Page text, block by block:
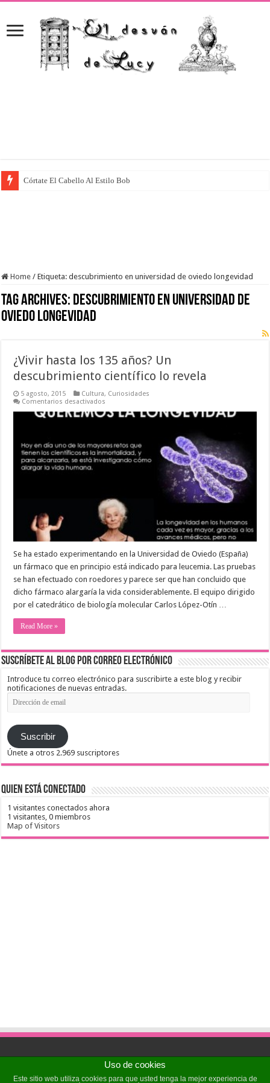
Córtate El Cabello Al Estilo Bob
Home / Etiqueta:descubrimiento en universidad de oviedo longevidad
Tag Archives: descubrimiento en universidad de
oviedo longevidad
¿Vivir hasta los 135 años? Un
descubrimiento científico lo revela
5 agosto, 2015 Cultura, Curiosidades
Comentarios desactivados
hasta
Un
descubrimiento
científico
Se ha estado experimentando en la Universidad de Oviedo (España)
un fármaco que en principio está indicado para leucemia. Las pruebas
se han efectuado con roedores y parece ser que han concluido que
dicho fármaco alargaría la vida considerablemente. El equipo dirigido
por el catedrático de biología molecular Carlos López-Otín …
Read More »
Suscríbete al blog por correo electrónico
Introduce tu correo electrónico para suscribirte a este blog y recibir
notificaciones de nuevas entradas.
Dirección
de
Suscribir
Únete a otros 2.969 suscriptores
Quien está conectado
1 visitantes conectados ahora
1 visitantes, 0 miembros
Map of Visitors
Powered bySochicat| Designed bySochicat
Uso de cookies
Este sitio web utiliza cookies para que usted tenga la mejor experiencia de